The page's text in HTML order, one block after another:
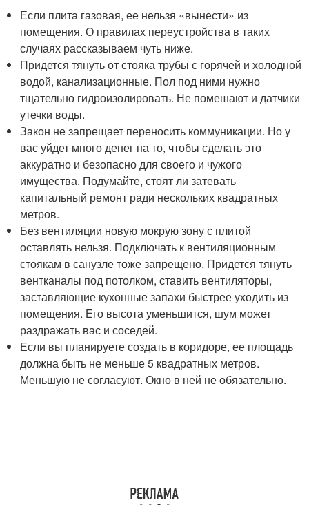
Если плита газовая, ее нельзя «вынести» из
помещения. О правилах переустройства в таких
случаях рассказываем чуть ниже.
Придется тянуть от стояка трубы с горячей и холодной
водой, канализационные. Пол под ними нужно
тщательно гидроизолировать. Не помешают и датчики
утечки воды.
Закон не запрещает переносить коммуникации. Но у
вас уйдет много денег на то, чтобы сделать это
аккуратно и безопасно для своего и чужого
имущества. Подумайте, стоят ли затевать
капитальный ремонт ради нескольких квадратных
метров.
Без вентиляции новую мокрую зону с плитой
оставлять нельзя. Подключать к вентиляционным
стоякам в санузле тоже запрещено. Придется тянуть
вентканалы под потолком, ставить вентиляторы,
заставляющие кухонные запахи быстрее уходить из
помещения. Его высота уменьшится, шум может
раздражать вас и соседей.
Если вы планируете создать в коридоре, ее площадь
должна быть не меньше 5 квадратных метров.
Меньшую не согласуют. Окно в ней не обязательно.